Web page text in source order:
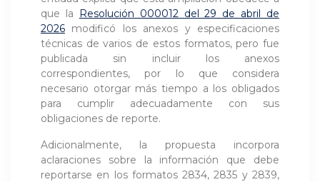
que la Resolución 000012 del 29 de abril de
2026 modificó los anexos y especificaciones
técnicas de varios de estos formatos, pero fue
publicada sin incluir los anexos
correspondientes, por lo que considera
necesario otorgar más tiempo a los obligados
para cumplir adecuadamente con sus
obligaciones de reporte.
Adicionalmente, la propuesta incorpora
aclaraciones sobre la información que debe
reportarse en los formatos 2834, 2835 y 2839,